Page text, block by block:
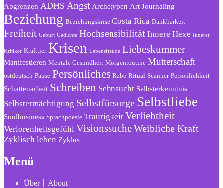
Abgrenzen ADHS Angst Archetypen Art Journaling
Beziehung Beziehungskrise Costa Rica Dankbarkeit
Freiheit Geburt Gedichte Hochsensibilität Innere Hexe Innerer
Kritiker Krafttier Krisen Lebensfreude Liebeskummer
Manifestieren Mentale Gesundheit Morgenroutine Mutterschaft
ostdeutsch Pause Persönliches Rabe Ritual Scanner-Persönlichkeit
Schattenarbeit Schreiben Sehnsucht Selbsterkenntnis
Selbstermächtigung Selbstfürsorge Selbstliebe
Soulbusiness Sprachpoesie Traurigkeit Verliebtheit
Verlorenheitsgefühl VisionssucheWeibliche Kraft
Zyklisch leben Zyklus
Menü
Über〡About